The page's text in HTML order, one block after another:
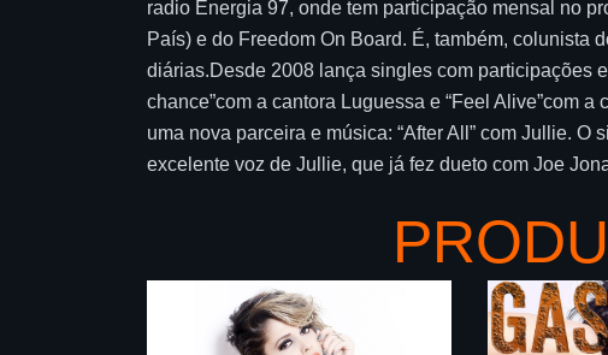
radio Energia 97, onde tem participação mensal no
País) e do Freedom On Board. É, também, colunista
diárias.Desde 2008 lança singles com participações
chance”com a cantora Luguessa e “Feel Alive”com
uma nova parceira e música: “After All” com Jullie.
excelente voz de Jullie, que já fez dueto com Joe